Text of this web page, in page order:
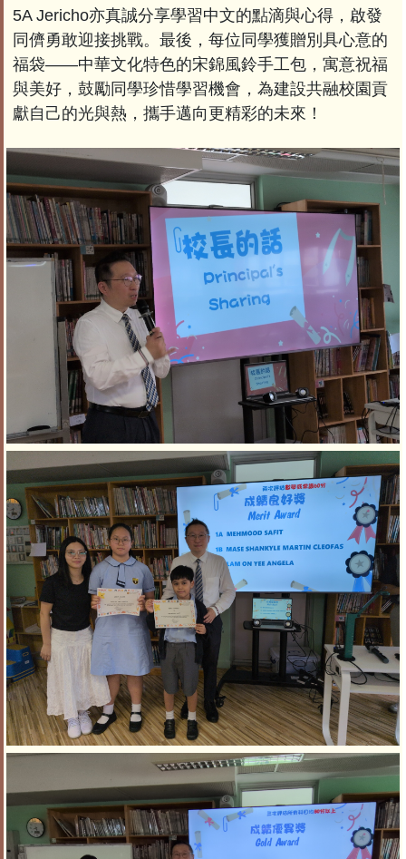
5A Jericho亦真誠分享學習中文的點滴與心得，啟發
同儕勇敢迎接挑戰。最後，每位同學獲贈別具心意的
福袋——中華文化特色的宋錦風鈴手工包，寓意祝福
與美好，鼓勵同學珍惜學習機會，為建設共融校園貢
獻自己的光與熱，攜手邁向更精彩的未來！